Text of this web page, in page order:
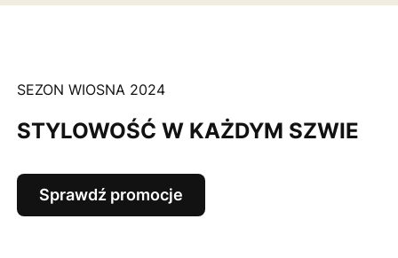
SEZON WIOSNA 2024
STYLOWOŚĆ W KAŻDYM SZWIE
Sprawdź promocje